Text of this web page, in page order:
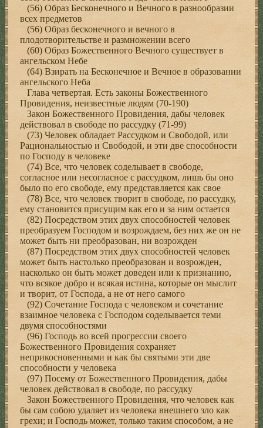
(56) Образ Бесконечного и Вечного в разнообразии
всех предметов
(56) Образ бесконечного и вечного в
плодотворительстве и размножении всего
(60) Образ Божественного Вечного существует в
ангельском Небе
(64) Взирать на Бесконечное и Вечное в образовании
ангельского Неба
Глава четвертая. Есть законы Божественного
Провидения, неизвестные людям (70-190)
Закон Божественного Провидения, дабы человек
действовал в свободе по рассудку (71-99)
(73) Человек обладает Рассудком и Свободой, или
Рациональностью и Свободой, и эти две способности
по Господу в человеке
(74) Все, что человек соделывает в свободе,
согласное или несогласное с рассудком, лишь бы оно
было по его свободе, ему представляется как свое
(78) Все, что человек творит в свободе, по рассудку,
ему становится присущим как его и за ним остается
(82) Посредством этих двух способностей человек
преобразуем Господом и возрождаем, без них же он не
может быть ни преобразован, ни возрожден
(87) Посредством этих двух способностей человек
может быть настолько преобразован и возрожден,
насколько он быть может доведен или к признанию,
что всякое добро и всякая истина, которые он мыслит
и творит, от Господа, а не от него самого
(92) Сочетание Господа с человеком и сочетание
взаимное человека с Господом соделывается теми
двумя способностями
(96) Господь во всей прогрессии своего
Божественного Провидения сохраняет
неприкосновенными и как бы святыми эти две
способности у человека
(97) Посему от Божественного Провидения, дабы
человек действовал в свободе, по рассудку
Закон Божественного Провидения, что человек как
бы сам собою удаляет из человека внешнего зло как
грехи; и Господь может, только таким способом, а не